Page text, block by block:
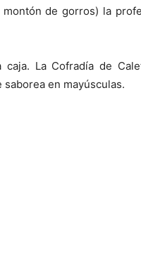
de gorros) la
La Cofradía de
en mayúsculas.